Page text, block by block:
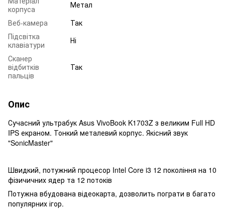
корпуса
Метал
Веб-камера
Так
Підсвітка
клавіатури
Ні
Сканер
відбитків
пальців
Так
Опис
Сучасний ультрабук Asus VivoBook K1703Z з великим Full HD
IPS екраном. Тонкий металевий корпус. Якісний звук
"SonicMaster"
Швидкий, потужний процесор Intel Core i3 12 покоління на 10
фізичичних ядер та 12 потоків
Потужна вбудована відеокарта, дозволить пограти в багато
популярних ігор.